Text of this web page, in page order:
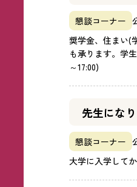
懇談コーナー
奨学金、住まい(
も承ります。学
～17:00)
先生にな
懇談コーナー
大学に入学して